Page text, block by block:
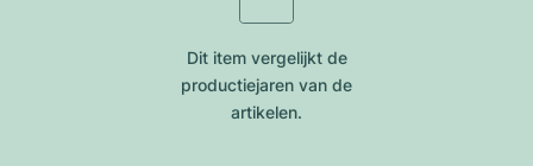
Dit item vergelijkt de
productiejar​en van de
artikelen.